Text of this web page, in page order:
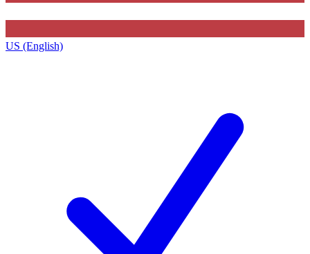
US (English)